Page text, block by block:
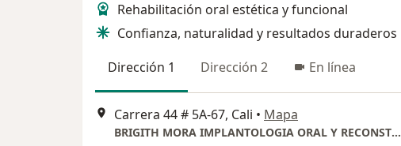
Rehabilitación oral estética y funcional
Confianza, naturalidad y resultados duraderos
Dirección 1
Dirección 2 En línea
Carrera 44 # 5A-67, Cali • Mapa
BRIGITH MORA IMPLANTOLOGIA ORAL Y RECONSTRUCTIVA